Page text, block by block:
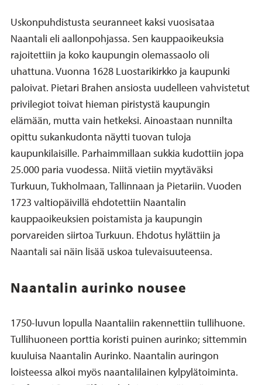
Uskonpuhdistusta seuranneet kaksi vuosisataa
Naantali eli aallonpohjassa. Sen kauppaoikeuksia
rajoitettiin ja koko kaupungin olemassaolo oli
uhattuna. Vuonna 1628 Luostarikirkko ja kaupunki
paloivat. Pietari Brahen ansiosta uudelleen vahvistetut
privilegiot toivat hieman piristystä kaupungin
elämään, mutta vain hetkeksi. Ainoastaan nunnilta
opittu sukankudonta näytti tuovan tuloja
kaupunkilaisille. Parhaimmillaan sukkia kudottiin jopa
25.000 paria vuodessa. Niitä vietiin myytäväksi
Turkuun, Tukholmaan, Tallinnaan ja Pietariin. Vuoden
1723 valtiopäivillä ehdotettiin Naantalin
kauppaoikeuksien poistamista ja kaupungin
porvareiden siirtoa Turkuun. Ehdotus hylättiin ja
Naantali sai näin lisää uskoa tulevaisuuteensa.
Naantalin aurinko nousee
1750-luvun lopulla Naantaliin rakennettiin tullihuone.
Tullihuoneen porttia koristi puinen aurinko; sittemmin
kuuluisa Naantalin Aurinko. Naantalin auringon
loisteessa alkoi myös naantalilainen kylpylätoiminta.